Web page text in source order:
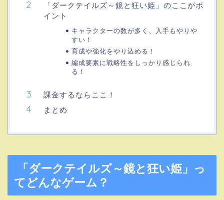
「ダークテイルズ～鏡と狂い姫」のここがポ
イント
キャラクターの数が多く、入手もやりや
すい！
育成や強化をやり込める！
編成要素に戦略性をしっかり感じられ
る！
課金するならここ！
まとめ
「ダークテイルズ～鏡と狂い姫」っ
てどんなゲーム？